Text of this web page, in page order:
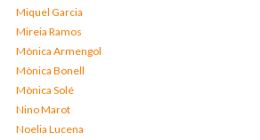
Miquel Garcia
Mireia Ramos
Mònica Armengol
Mònica Bonell
Mònica Solé
Nino Marot
Noelia Lucena